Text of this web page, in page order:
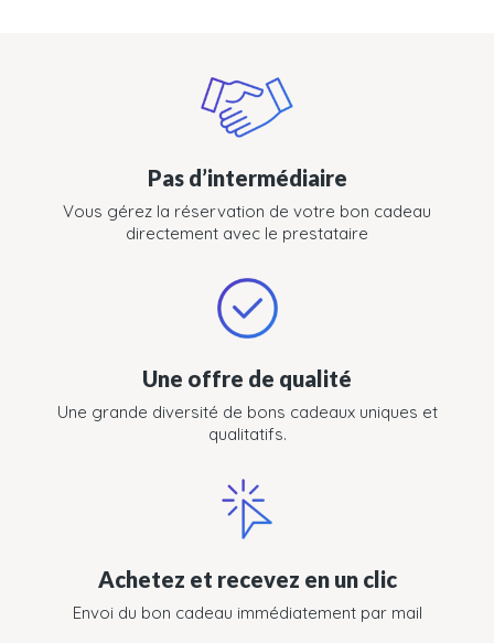
Pas d’intermédiaire
Vous gérez la réservation de votre bon cadeau
directement avec le prestataire
Une offre de qualité
Une grande diversité de bons cadeaux uniques et
qualitatifs.
Achetez et recevez en un clic
Envoi du bon cadeau immédiatement par mail